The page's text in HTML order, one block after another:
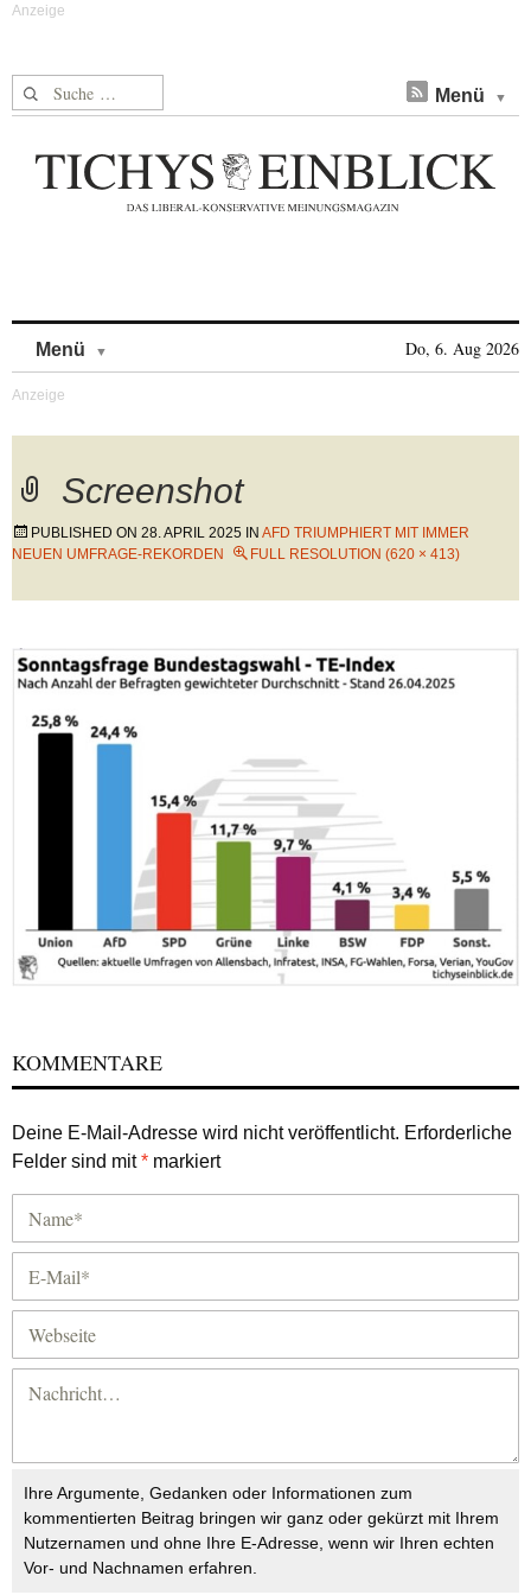
Suche nach: Menü
Menü Do, 6. Aug 2026
Screenshot
PUBLISHED ON 28. APRIL 2025 IN AFD TRIUMPHIERT MIT IMMER
NEUEN UMFRAGE-REKORDEN
FULL RESOLUTION (620 × 413)
KOMMENTARE
Deine E-Mail-Adresse wird nicht veröffentlicht. Erforderliche
Felder sind mit* markiert
Ihre Argumente, Gedanken oder Informationen zum
kommentierten Beitrag bringen wir ganz oder gekürzt mit Ihrem
Nutzernamen und ohne Ihre E-Adresse, wenn wir Ihren echten
Vor- und Nachnamen erfahren.